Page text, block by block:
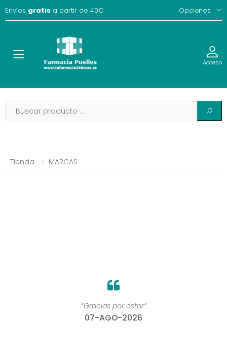
Envíos gratis a partir de 40€ Opciones
Toggle Acceso
Tienda MARCAS
“Gracias por estar”
07-AGO-2026